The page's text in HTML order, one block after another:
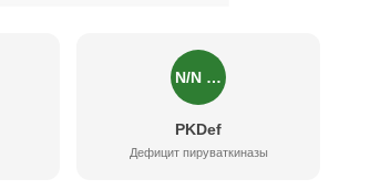
N/N …
PKDef
Дефицит пируваткиназы